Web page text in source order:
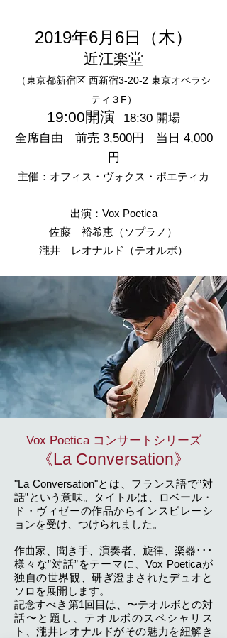
2019年6月6日（木）
近江楽堂
（東京都新宿区 西新宿3-20-2 東京オペラシ
ティ３F）
19:00開演
18:30 開場
全席自由 前売 3,500円 当日 4,000
円
主催：オフィス・ヴォクス・ポエティカ
出演：Vox Poetica
佐藤 裕希恵（ソプラノ）
瀧井 レオナルド（テオルボ）​
Vox Poetica コンサートシリーズ
《La Conversation》
"La Conversation"とは、フランス語で”対
話”という意味。タイトルは、ロベール・
ド・ヴィゼーの作品からインスピレーシ
ョンを受け、つけられました。
作曲家、聞き手、演奏者、旋律、楽器･･･
様々な”対話”をテーマに、Vox Poeticaが
独自の世界観、研ぎ澄まされたデュオと
ソロを展開します。
記念すべき第1回目は、〜テオルボとの対
話〜と題し、テオルボのスペシャリス
ト、瀧井レオナルドがその魅力を紐解き